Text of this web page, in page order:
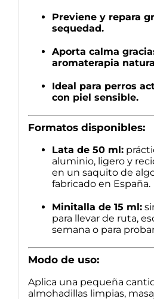
Previene y repara
sequedad.
Aporta calma
aromaterapia
Ideal para perros
con piel sensible.
Formatos disponibles:
Lata de 50 ml:
aluminio, ligero y
en un saquito de
fabricado en España.
Minitalla de 15 ml:
para llevar de ruta,
semana o para
Modo de uso:
Aplica una pequeña
almohadillas limpias,